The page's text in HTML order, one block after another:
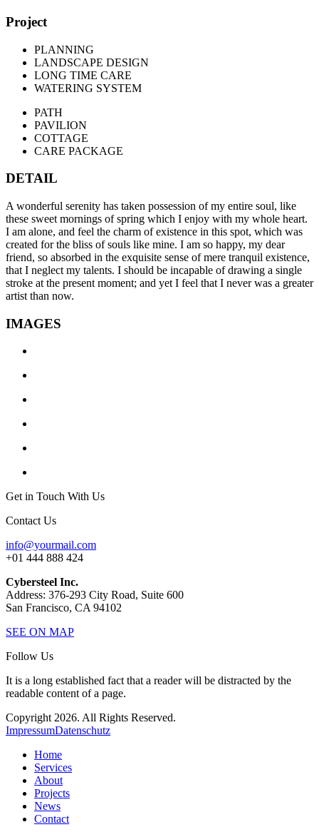
Project
PLANNING
LANDSCAPE DESIGN
LONG TIME CARE
WATERING SYSTEM
PATH
PAVILION
COTTAGE
CARE PACKAGE
DETAIL
A wonderful serenity has taken possession of my entire soul, like
these sweet mornings of spring which I enjoy with my whole heart.
I am alone, and feel the charm of existence in this spot, which was
created for the bliss of souls like mine. I am so happy, my dear
friend, so absorbed in the exquisite sense of mere tranquil existence,
that I neglect my talents. I should be incapable of drawing a single
stroke at the present moment; and yet I feel that I never was a greater
artist than now.
IMAGES
Get in Touch With Us
Contact Us
info@yourmail.com
+01 444 888 424
Cybersteel Inc.
Address: 376-293 City Road, Suite 600
San Francisco, CA 94102
SEE ON MAP
Follow Us
It is a long established fact that a reader will be distracted by the
readable content of a page.
Copyright 2026. All Rights Reserved.
ImpressumDatenschutz
Home
Services
About
Projects
News
Contact